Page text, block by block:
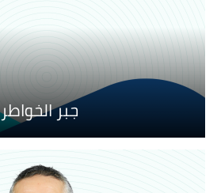
جبر الخواطر